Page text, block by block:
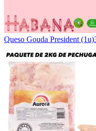
Queso Gouda President (1u)